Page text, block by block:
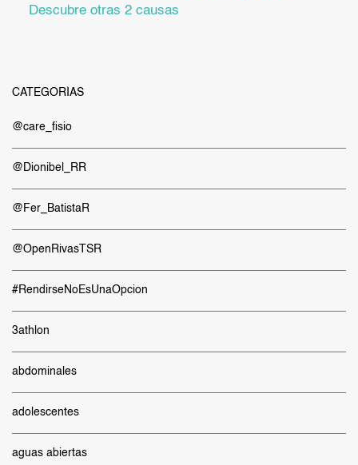
Descubre otras 2 causas
CATEGORÍAS
@care_fisio
@Dionibel_RR
@Fer_BatistaR
@OpenRivasTSR
#RendirseNoEsUnaOpcion
3athlon
abdominales
adolescentes
aguas abiertas